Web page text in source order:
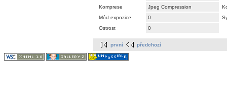
Komprese
Jpeg Compression
Mód expozice
0
Ostrost
0
první předchozí